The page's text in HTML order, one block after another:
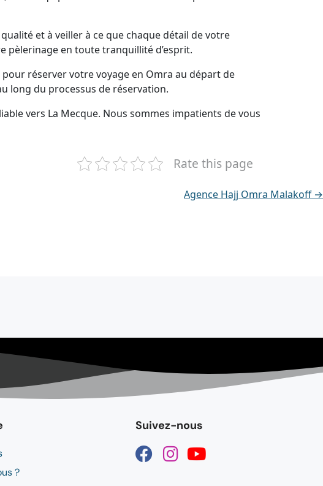
et à veiller à ce que chaque détail de votre
pèlerinage en toute tranquillité d’esprit.
réserver votre voyage en Omra au départ de
long du processus de réservation.
vers La Mecque. Nous sommes impatients de vous
Rate this page
Agence Hajj Omra Malakoff →
?
Suivez-nous